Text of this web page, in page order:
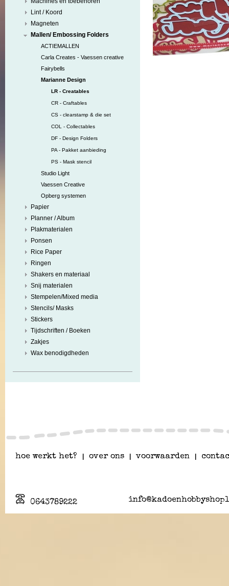
Lint / Koord
Magneten
Mallen/ Embossing Folders
ACTIEMALLEN
Carla Creates - Vaessen creative
Fairybells
Marianne Design
LR - Creatables
CR - Craftables
CS - clearstamp & die set
COL - Collectables
DF - Design Folders
PA - Pakket aanbieding
PS - Mask stencil
Studio Light
Vaessen Creative
Opberg systemen
Papier
Planner / Album
Plakmaterialen
Ponsen
Rice Paper
Ringen
Shakers en materiaal
Snij materialen
Stempelen/Mixed media
Stencils/ Masks
Stickers
Tijdschriften / Boeken
Zakjes
Wax benodigdheden
hoe werkt het? over ons voorwaarden
0643789222